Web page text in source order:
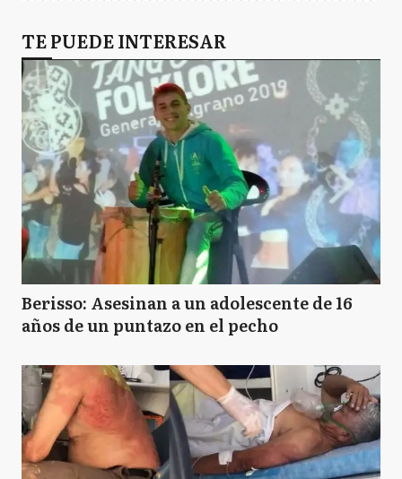
TE PUEDE INTERESAR
Berisso: Asesinan a un adolescente de 16
años de un puntazo en el pecho